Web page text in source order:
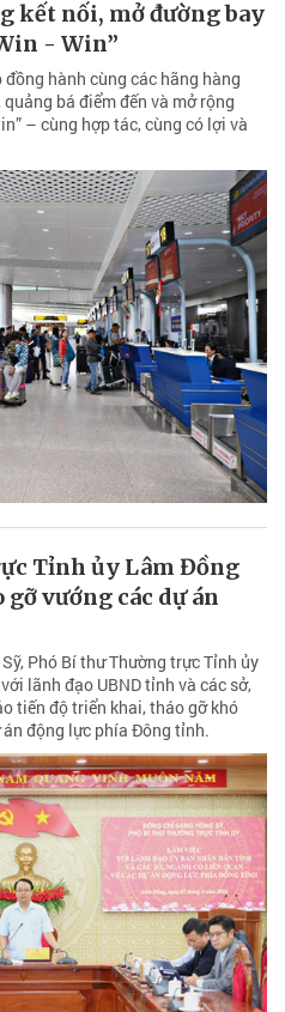
kết nối, mở đường bay
- Win”
hành cùng các hãng hàng
bá điểm đến và mở rộng
– cùng hợp tác, cùng có lợi và
Tỉnh ủy Lâm Đồng
vướng các dự án
Phó Bí thư Thường trực Tỉnh ủy
lãnh đạo UBND tỉnh và các sở,
tiến độ triển khai, tháo gỡ khó
động lực phía Đông tỉnh.